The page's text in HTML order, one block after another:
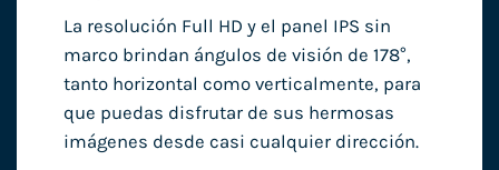
La resolución Full HD y el panel IPS sin
marco brindan ángulos de visión de 178°,
tanto horizontal como verticalmente, para
que puedas disfrutar de sus hermosas
imágenes desde casi cualquier dirección.